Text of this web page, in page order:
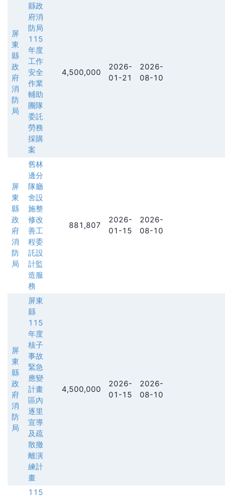
屏
東
縣
政
府
消
防
局
縣政
府消
防局
115
年度
工作
安全
作業
輔助
團隊
委託
勞務
採購
案
4,500,000
2026-
01-21
2026-
08-10
屏
東
縣
政
府
消
防
局
舊林
邊分
隊廳
舍設
施整
修改
善工
程委
託設
計監
造服
務
881,807
2026-
01-15
2026-
08-10
屏
東
縣
政
府
消
防
局
屏東
縣
115
年度
核子
事故
緊急
應變
計畫
區內
逐里
宣導
及疏
散撤
離演
練計
畫
4,500,000
2026-
01-15
2026-
08-10
115